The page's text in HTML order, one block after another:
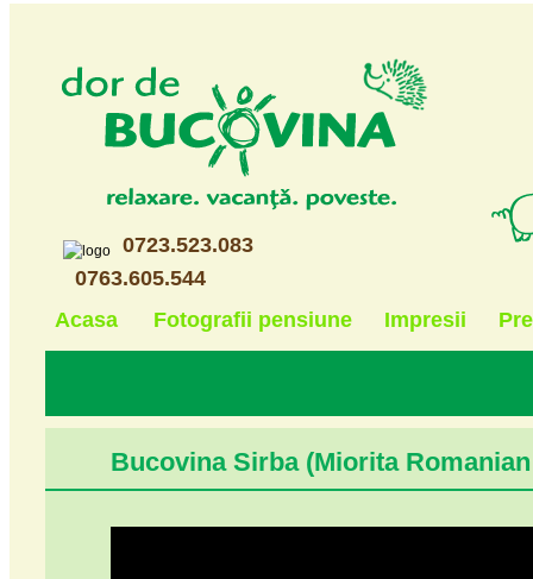
0723.523.083
0763.605.544
Acasa
Fotografii pensiune Impresii
Bucovina Sirba (Miorita